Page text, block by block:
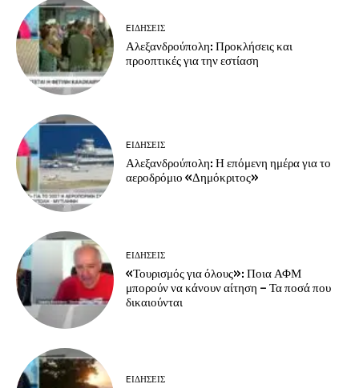
EΙΔΗΣΕΙΣ
Αλεξανδρούπολη: Προκλήσεις και
προοπτικές για την εστίαση
EΙΔΗΣΕΙΣ
Αλεξανδρούπολη: Η επόμενη ημέρα για το
αεροδρόμιο «Δημόκριτος»
EΙΔΗΣΕΙΣ
«Τουρισμός για όλους»: Ποια ΑΦΜ
μπορούν να κάνουν αίτηση – Τα ποσά που
δικαιούνται
EΙΔΗΣΕΙΣ